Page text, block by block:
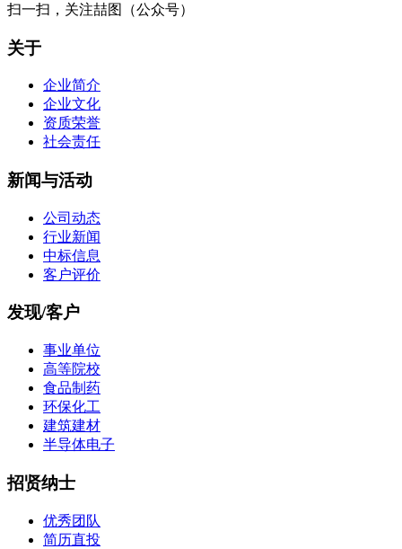
扫一扫，关注喆图（公众号）
关于
企业简介
企业文化
资质荣誉
社会责任
新闻与活动
公司动态
行业新闻
中标信息
客户评价
发现/客户
事业单位
高等院校
食品制药
环保化工
建筑建材
半导体电子
招贤纳士
优秀团队
简历直投